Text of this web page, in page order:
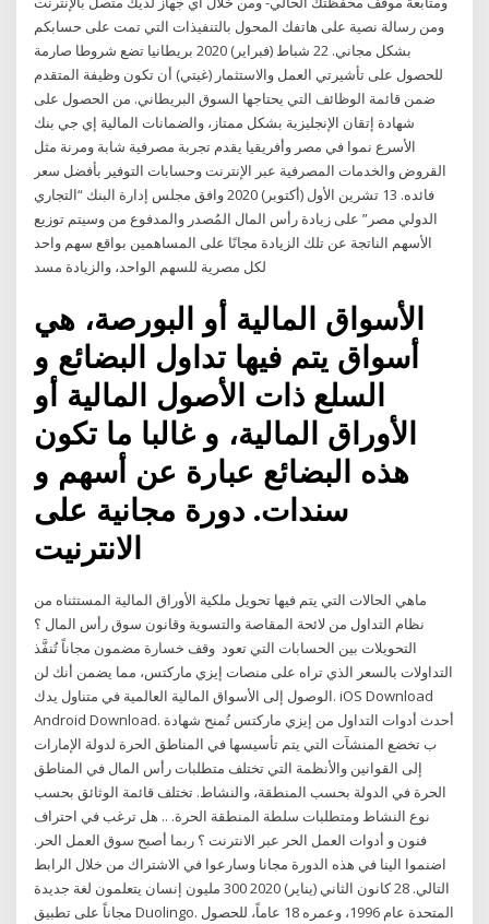
ومن رسالة نصية على هاتفك المحول بالتنفيذات التي تمت على حسابكم
بشكل مجاني. 22 شباط (فبراير) 2020 بريطانيا تضع شروطا صارمة
للحصول على تأشيرتي العمل والاستثمار (غيتي) أن تكون وظيفة المتقدم
ضمن قائمة الوظائف التي يحتاجها السوق البريطاني. من الحصول على
شهادة إتقان الإنجليزية بشكل ممتاز، والضمانات المالية إي جي بنك
الأسرع نموا في مصر وأفريقيا يقدم تجربة مصرفية شابة ومرنة مثل
القروض والخدمات المصرفية عبر الإنترنت وحسابات التوفير بأفضل سعر
فائده. 13 تشرين الأول (أكتوبر) 2020 وافق مجلس إدارة البنك “التجاري
الدولي مصر” على زيادة رأس المال المُصدر والمدفوع من وسيتم توزيع
الأسهم الناتجة عن تلك الزيادة مجانًا على المساهمين بواقع سهم واحد
لكل مصرية للسهم الواحد، والزيادة مسد
الأسواق المالية أو البورصة، هي
أسواق يتم فيها تداول البضائع و
السلع ذات الأصول المالية أو
الأوراق المالية، و غالبا ما تكون
هذه البضائع عبارة عن أسهم و
سندات. دورة مجانية على
الانترنيت
ماهي الحالات التي يتم فيها تحويل ملكية الأوراق المالية المستثناه من
نظام التداول من لائحة المقاصة والتسوية وقانون سوق رأس المال ؟
التحويلات بين الحسابات التي تعود وقف خسارة مضمون مجاناً تُنفَّذ
التداولات بالسعر الذي تراه على منصات إيزي ماركتس، مما يضمن أنك لن
الوصول إلى الأسواق المالية العالمية في متناول يدك. iOS Download
Android Download. أحدث أدوات التداول من إيزي ماركتس تُمنح شهادة
ب تخضع المنشآت التي يتم تأسيسها في المناطق الحرة لدولة الإمارات
إلى القوانين والأنظمة التي تختلف متطلبات رأس المال في المناطق
الحرة في الدولة بحسب المنطقة، والنشاط. تختلف قائمة الوثائق بحسب
نوع النشاط ومتطلبات سلطة المنطقة الحرة. .. هل ترغب في احتراف
فنون و أدوات العمل الحر عبر الانترنت ؟ ربما أصبح سوق العمل الحر.
اضنموا الينا في هذه الدورة مجانا وسارعوا في الاشتراك من خلال الرابط
التالي. 28 كانون الثاني (يناير) 2020 300 مليون إنسان يتعلمون لغة جديدة
مجاناً على تطبيق Duolingo. المتحدة عام 1996، وعمره 18 عاماً، للحصول